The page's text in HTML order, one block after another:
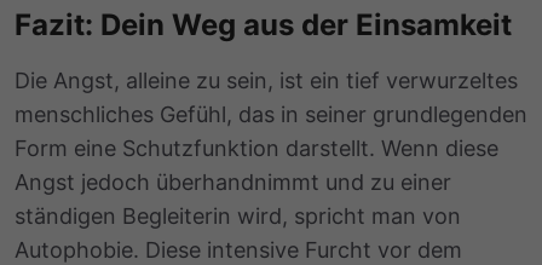
Fazit: Dein Weg aus der Einsamkeit
Die Angst, alleine zu sein, ist ein tief verwurzeltes
menschliches Gefühl, das in seiner grundlegenden
Form eine Schutzfunktion darstellt. Wenn diese
Angst jedoch überhandnimmt und zu einer
ständigen Begleiterin wird, spricht man von
Autophobie. Diese intensive Furcht vor dem